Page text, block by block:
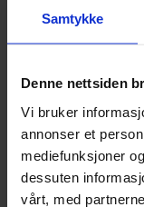
Samtykke
Denne nettsiden
Vi bruker
annonser et
mediefunksjoner
dessuten
vårt, med
Funko POP! Star Wars
19900
Ikke på nettlager